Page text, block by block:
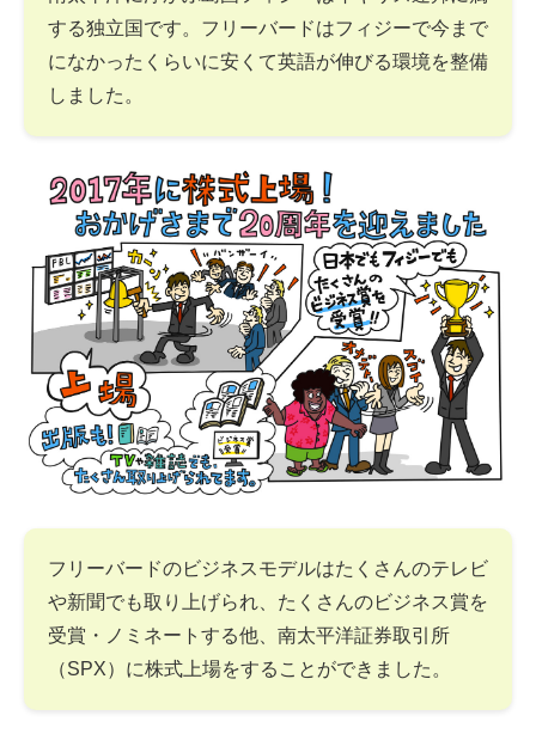
する独立国です。フリーバードはフィジーで今まで
になかったくらいに安くて英語が伸びる環境を整備
しました。
フリーバードのビジネスモデルはたくさんのテレビ
や新聞でも取り上げられ、たくさんのビジネス賞を
受賞・ノミネートする他、南太平洋証券取引所
（SPX）に株式上場をすることができました。